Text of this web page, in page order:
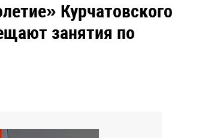
Курчатовского
занятия по